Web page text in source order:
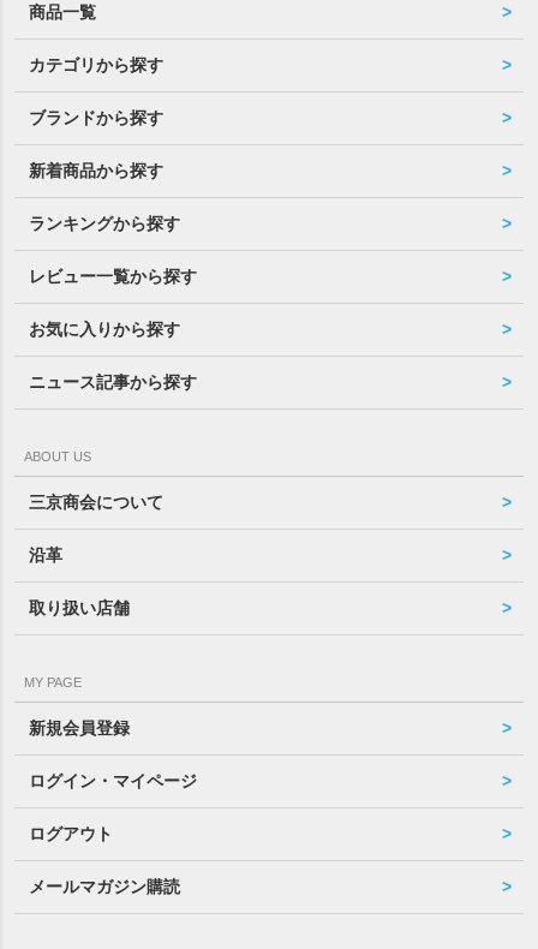
商品一覧
カテゴリから探す
ブランドから探す
新着商品から探す
ランキングから探す
レビュー一覧から探す
お気に入りから探す
ニュース記事から探す
ABOUT US
三京商会について
沿革
取り扱い店舗
MY PAGE
新規会員登録
ログイン・マイページ
ログアウト
メールマガジン購読